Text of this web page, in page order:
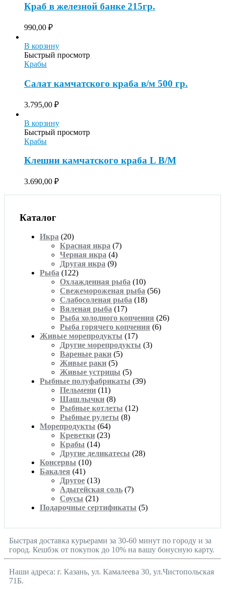
Краб в железной банке 215гр.
990,00 ₽
В корзину
Быстрый просмотр
Крабы
Салат камчатского краба в/м 500 гр.
3.795,00 ₽
В корзину
Быстрый просмотр
Крабы
Клешни камчатского краба L В/М
3.690,00 ₽
Каталог
Икра (20)
Красная икра (7)
Черная икра (4)
Другая икра (9)
Рыба (122)
Охлажденная рыба (10)
Свежемороженая рыба (56)
Слабосоленая рыба (18)
Вяленая рыба (17)
Рыба холодного копчения (26)
Рыба горячего копчения (6)
Живые морепродукты (17)
Другие морепродукты (3)
Вареные раки (5)
Живые раки (5)
Живые устрицы (5)
Рыбные полуфабрикаты (39)
Пельмени (11)
Шашлычки (8)
Рыбные котлеты (12)
Рыбные рулеты (8)
Морепродукты (64)
Креветки (23)
Крабы (14)
Другие деликатесы (28)
Консервы (10)
Бакалея (41)
Другое (13)
Адыгейская соль (7)
Соусы (21)
Подарочные сертификаты (5)
Быстрая доставка курьерами за 30-60 минут по городу и за
город. Кешбэк от покупок до 10% на вашу бонусную карту.
Наши адреса: г. Казань, ул. Камалеева 30, ул.Чистопольская
71Б.